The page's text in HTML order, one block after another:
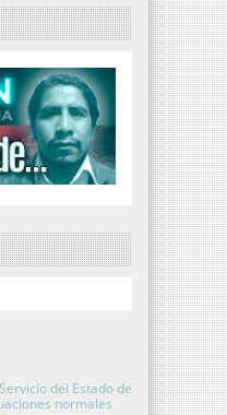
del Estado de
normales